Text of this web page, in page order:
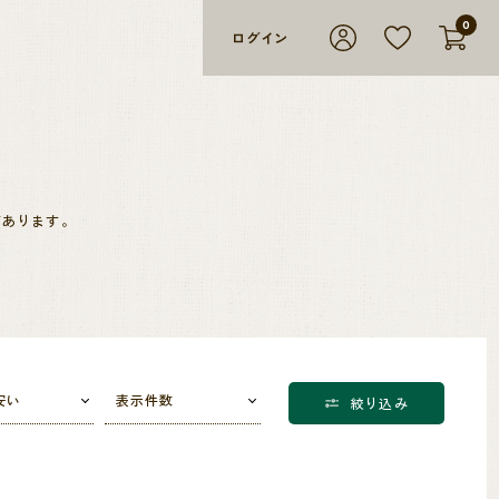
ログイン
0
ります。
い 表示件数 絞り込み